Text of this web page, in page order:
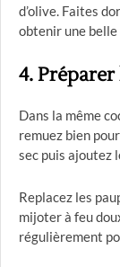
d’olive. Faites
obtenir une
4. Préparer
Dans la même
remuez bien
sec puis ajoutez
Replacez les
mijoter à feu
régulièrement